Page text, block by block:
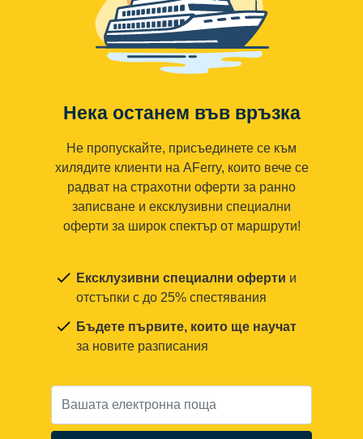
Нека останем във връзка
Не пропускайте, присъединете се към
хилядите клиенти на AFerry, които вече се
радват на страхотни оферти за ранно
записване и ексклузивни специални
оферти за широк спектър от маршрути!
Ексклузивни специални оферти и
отстъпки с до 25% спестявания
Бъдете първите, които ще научат
за новите разписания